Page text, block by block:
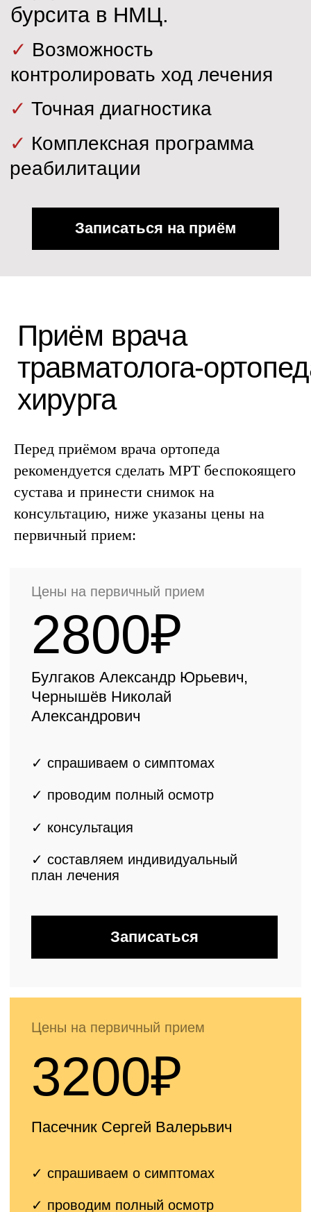
✓Комплексная программа
реабилитации
Записаться на приём
Приём врача
травматолога-ортопеда,
Перед приёмом врача ортопеда
рекомендуется сделать МРТ беспокоящего
сустава и принести снимок на
консультацию, ниже указаны цены на
первичный прием:
2800₽
Цены на первичный прием
✓ спрашиваем о симптомах
✓ проводим полный осмотр
✓ консультация
✓ составляем индивидуальный
план лечения
Булгаков Александр Юрьевич,
Чернышёв Николай
3200₽
Цены на первичный прием
✓ проводим полный осмотр
✓ консультацияведущего врача-
✓ составляем индивидуальный
Пасечник Сергей Валерьвич
3500₽
✓ проводим полный осмотр
высшей категории, КМН, ДМН
план лечения
Ермолаев Василий Александрович,
Ёлкин Денис Валерьевич